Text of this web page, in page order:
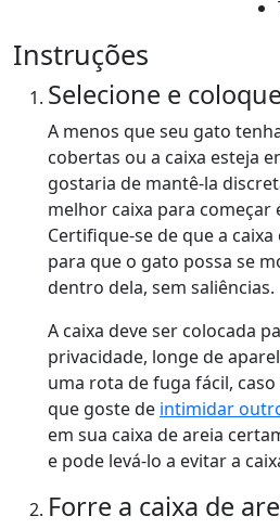
Instruções
Selecione e
A menos que seu gato
cobertas ou a caixa esteja
gostaria de mantê-la
melhor caixa para
Certifique-se de que a
para que o gato possa se
dentro dela, sem saliências.
A caixa deve ser colocada
privacidade, longe de
uma rota de fuga fácil,
que goste de intimidar
em sua caixa de areia
e pode levá-lo a evitar a
Forre a caixa de